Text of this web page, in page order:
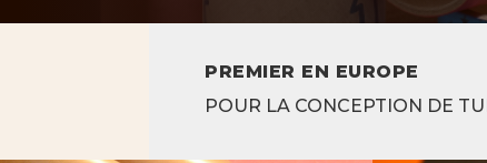
PREMIER EN EUROPE
POUR LA CONCEPTION DE